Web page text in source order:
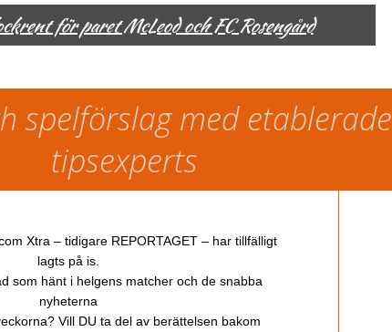
för paret McLeod och FC Rosengård
spelförslag med etablerade
tipsexperts
Xtra – tidigare REPORTAGET – har tillfälligt
lagts på is.
som hänt i helgens matcher och de snabba
nyheterna
Vill DU ta del av berättelsen bakom